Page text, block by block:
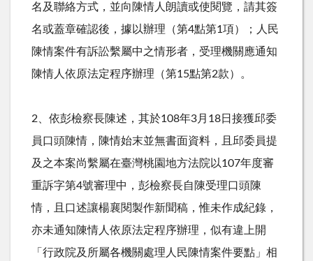
名及聯絡方式，並向陳情人朗讀或使閱覽，請其簽
名或蓋章確認後，據以辦理（第4點第1項）；人民
陳情案件有訴訟繫屬中之情形者，受理機關應通知
陳情人依原法定程序辦理（第15點第2款）。
2、依彭檢察長陳述，其於108年3月 18日接獲邱委
員口頭陳情，陳情始末並無書面資料，且邱委員提
及之本案尚繫屬在臺灣桃園地方法院以107年度審
重訴字第4號審理中，彭檢察長自陳受理口頭陳
情，且口述讓楊襄閱製作新聞稿，惟未作成紀錄，
亦未通知陳情人依原法定程序辦理，似有違上開
「行政院及所屬各機關處理人民陳情案件要點」相